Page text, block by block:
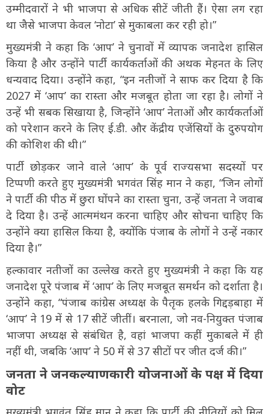
उम्मीदवारों ने भी भाजपा से अधिक सीटें जीती हैं। ऐसा लग रहा
था जैसे भाजपा केवल ‘नोटा’ से मुकाबला कर रही हो।”
मुख्यमंत्री ने कहा कि ‘आप’ ने चुनावों में व्यापक जनादेश हासिल
किया है और उन्होंने पार्टी कार्यकर्ताओं की अथक मेहनत के लिए
धन्यवाद दिया। उन्होंने कहा, “इन नतीजों ने साफ कर दिया है कि
2027 में ‘आप’ का रास्ता और मजबूत होता जा रहा है। लोगों ने
उन्हें भी सबक सिखाया है, जिन्होंने ‘आप’ नेताओं और कार्यकर्ताओं
को परेशान करने के लिए ई.डी. और केंद्रीय एजेंसियों के दुरुपयोग
की कोशिश की थी।”
पार्टी छोड़कर जाने वाले ‘आप’ के पूर्व राज्यसभा सदस्यों पर
टिप्पणी करते हुए मुख्यमंत्री भगवंत सिंह मान ने कहा, “जिन लोगों
ने पार्टी की पीठ में छुरा घोंपने का रास्ता चुना, उन्हें जनता ने जवाब
दे दिया है। उन्हें आत्ममंथन करना चाहिए और सोचना चाहिए कि
उन्होंने क्या हासिल किया है, क्योंकि पंजाब के लोगों ने उन्हें नकार
दिया है।”
हल्कावार नतीजों का उल्लेख करते हुए मुख्यमंत्री ने कहा कि यह
जनादेश पूरे पंजाब में ‘आप’ के लिए मजबूत समर्थन को दर्शाता है।
उन्होंने कहा, “पंजाब कांग्रेस अध्यक्ष के पैतृक हलके गिद्दड़बाहा में
‘आप’ ने 19 में से 17 सीटें जीतीं। बरनाला, जो नव-नियुक्त पंजाब
भाजपा अध्यक्ष से संबंधित है, वहां भाजपा कहीं मुकाबले में ही
नहीं थी, जबकि ‘आप’ ने 50 में से 37 सीटों पर जीत दर्ज की।”
जनता ने जनकल्याणकारी योजनाओं के पक्ष में दिया
वोट